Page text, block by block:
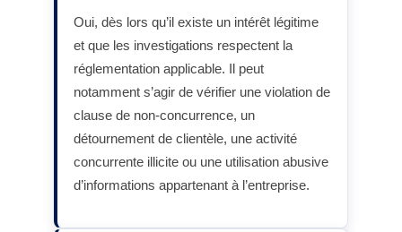
Oui, dès lors qu’il existe un intérêt légitime
et que les investigations respectent la
réglementation applicable. Il peut
notamment s’agir de vérifier une violation de
clause de non-concurrence, un
détournement de clientèle, une activité
concurrente illicite ou une utilisation abusive
d’informations appartenant à l’entreprise.